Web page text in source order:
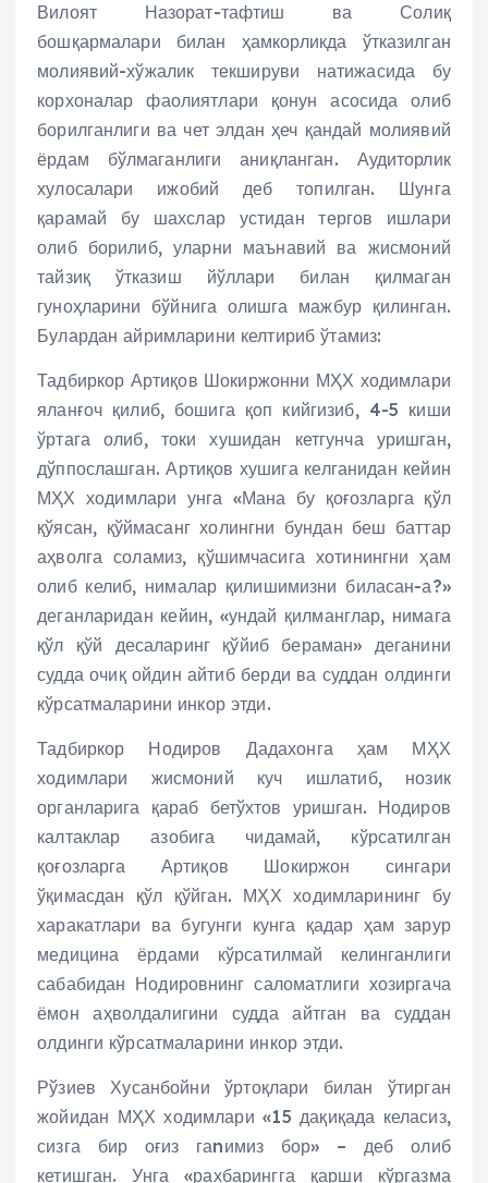
Вилоят Назорат-тафтиш ва Солиқ
бошқармалари билан ҳамкорликда ўтказилган
молиявий-хўжалик текшируви натижасида бу
корхоналар фаолиятлари қонун асосида олиб
борилганлиги ва чет элдан ҳеч қандай молиявий
ёрдам бўлмаганлиги аниқланган. Аудиторлик
хулосалари ижобий деб топилган. Шунга
қарамай бу шахслар устидан тергов ишлари
олиб борилиб, уларни маънавий ва жисмоний
тайзиқ ўтказиш йўллари билан қилмаган
гуноҳларини бўйнига олишга мажбур қилинган.
Булардан айримларини келтириб ўтамиз:
Тадбиркор Артиқов Шокиржонни МҲХ ходимлари
яланғоч қилиб, бошига қоп кийгизиб, 4-5 киши
ўртага олиб, токи хушидан кетгунча уришган,
дўппослашган. Артиқов хушига келганидан кейин
МҲХ ходимлари унга «Мана бу қоғозларга қўл
қўясан, қўймасанг холингни бундан беш баттар
аҳволга соламиз, қўшимчасига хотинингни ҳам
олиб келиб, нималар қилишимизни биласан-а?»
деганларидан кейин, «ундай қилманглар, нимага
қўл қўй десаларинг қўйиб бераман» деганини
судда очиқ ойдин айтиб берди ва суддан олдинги
кўрсатмаларини инкор этди.
Тадбиркор Нодиров Дадахонга ҳам МҲХ
ходимлари жисмоний куч ишлатиб, нозик
органларига қараб бетўхтов уришган. Нодиров
калтаклар азобига чидамай, кўрсатилган
қоғозларга Артиқов Шокиржон сингари
ўқимасдан қўл қўйган. МҲХ ходимларининг бу
харакатлари ва бугунги кунга қадар ҳам зарур
медицина ёрдами кўрсатилмай келинганлиги
сабабидан Нодировнинг саломатлиги хозиргача
ёмон аҳволдалигини судда айтган ва суддан
олдинги кўрсатмаларини инкор этди.
Рўзиев Хусанбойни ўртоқлари билан ўтирган
жойидан МҲХ ходимлари «15 дақиқада келасиз,
сизга бир оғиз гаnимиз бор» – деб олиб
кетишган. Унга «рахбарингга қарши кўргазма